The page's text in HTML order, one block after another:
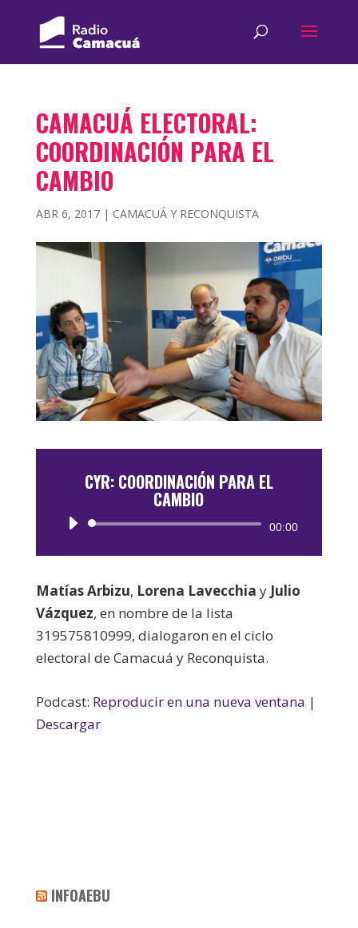
CAMACUÁ ELECTORAL:
COORDINACIÓN PARA EL
CAMBIO
ABR 6, 2017| CAMACUÁ Y RECONQUISTA
CYR: COORDINACIÓN PARA EL
CAMBIO
Reproductor
00:00
Matías Arbizu, Lorena Lavecchia y Julio
Vázquez, en nombre de la lista
319575810999, dialogaron en el ciclo
electoral de Camacuá y Reconquista.
Podcast: Reproducir en una nueva ventana |
Descargar
INFOAEBU